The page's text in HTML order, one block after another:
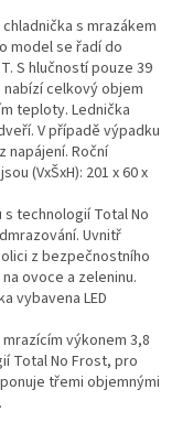
s mrazákem
model se řadí do
S hlučností pouze 39
celkový objem
teploty. Lednička
V případě výpadku
napájení. Roční
(VxŠxH): 201 x 60 x
technologií Total No
Uvnitř
z bezpečnostního
ovoce a zeleninu.
vybavena LED
výkonem 3,8
Total No Frost, pro
třemi objemnými